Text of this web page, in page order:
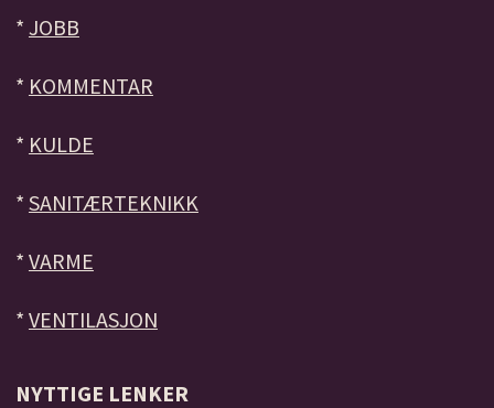
* JOBB
* KOMMENTAR
* KULDE
* SANITÆRTEKNIKK
* VARME
* VENTILASJON
NYTTIGE LENKER